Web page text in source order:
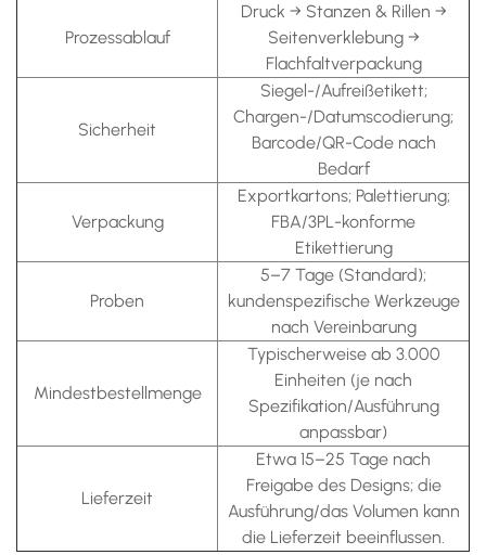
Prozessablauf
Druck → Stanzen & Rillen →
Seitenverklebung →
Flachfaltverpackung
Sicherheit
Siegel-/Aufreißetikett;
Chargen-/Datumscodierung;
Barcode/QR-Code nach
Bedarf
Verpackung
Exportkartons; Palettierung;
FBA/3PL-konforme
Etikettierung
Proben
5–7 Tage (Standard);
kundenspezifische Werkzeuge
nach Vereinbarung
Mindestbestellmenge
Typischerweise ab 3.000
Einheiten (je nach
Spezifikation/Ausführung
anpassbar)
Lieferzeit
Etwa 15–25 Tage nach
Freigabe des Designs; die
Ausführung/das Volumen kann
die Lieferzeit beeinflussen.